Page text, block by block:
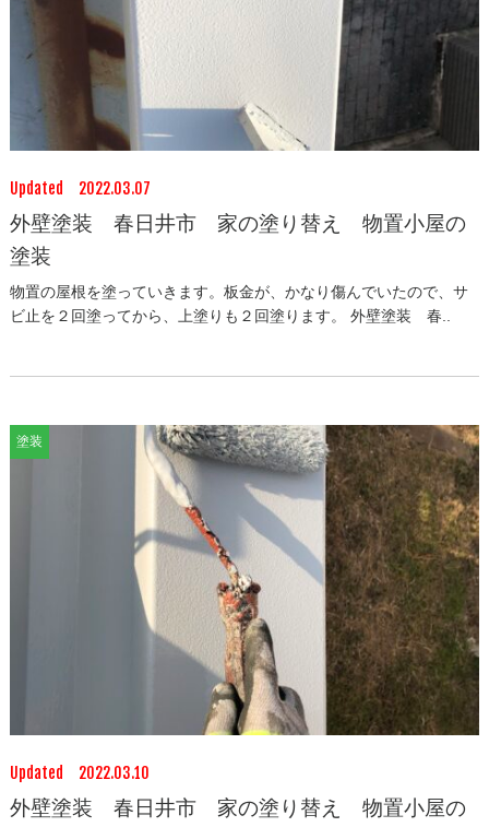
Updated 2022.03.07
外壁塗装 春日井市 家の塗り替え 物置小屋の
塗装
物置の屋根を塗っていきます。板金が、かなり傷んでいたので、サ
ビ止を２回塗ってから、上塗りも２回塗ります。 外壁塗装 春..
塗装
Updated 2022.03.10
外壁塗装 春日井市 家の塗り替え 物置小屋の